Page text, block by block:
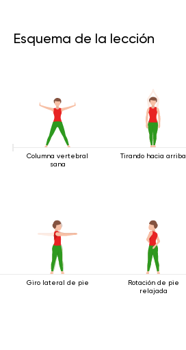
Esquema de la lección
Columna vertebral
sana
Tirando hacia arriba
Giro lateral de pie
Rotación de pie
relajada